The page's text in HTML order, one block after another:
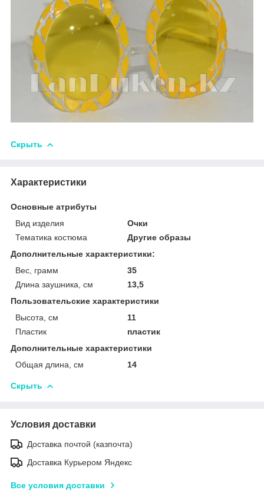
Скрыть
Характеристики
Основные атрибуты
Вид изделия
Очки
Тематика костюма
Другие образы
Дополнительные характеристики:
Вес, грамм
35
Длина заушника, см
13,5
Пользовательские характеристики
Высота, см
11
Пластик
пластик
Дополнительные характеристики
Общая длина, см
14
Скрыть
Условия доставки
Доставка почтой (казпочта)
Доставка Курьером Яндекс
Все условия доставки